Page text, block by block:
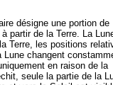
désigne une portion de
partir de la Terre. La
Terre, les positions
Lune changent
en raison de la
seule la partie de la